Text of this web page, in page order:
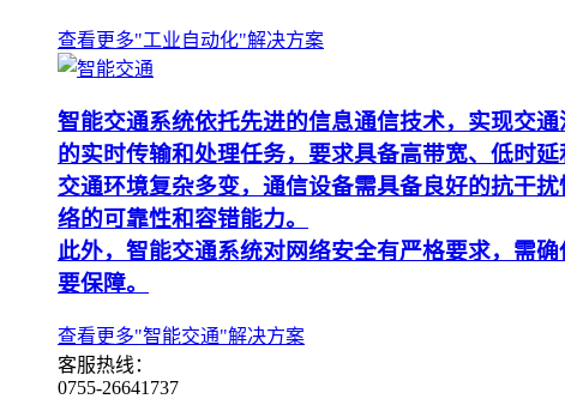
查看更多"工业自动化"解决方案
智能交通系统依托先进的信息通信技术，实现交
的实时传输和处理任务，要求具备高带宽、低时延
交通环境复杂多变，通信设备需具备良好的抗干
络的可靠性和容错能力。
此外，智能交通系统对网络安全有严格要求，需
要保障。
查看更多"智能交通"解决方案
客服热线：
0755-26641737